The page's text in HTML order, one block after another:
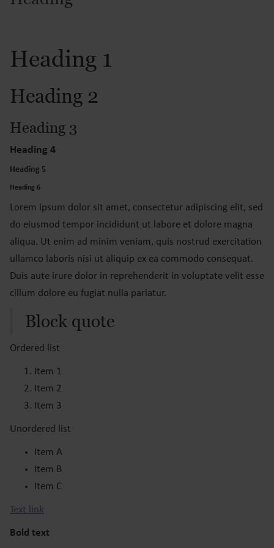
Heading 1
Heading 2
Heading 3
Heading 4
Heading 5
Heading 6
Lorem ipsum dolor sit amet, consectetur adipiscing elit, sed
do eiusmod tempor incididunt ut labore et dolore magna
aliqua. Ut enim ad minim veniam, quis nostrud exercitation
ullamco laboris nisi ut aliquip ex ea commodo consequat.
Duis aute irure dolor in reprehenderit in voluptate velit esse
cillum dolore eu fugiat nulla pariatur.
Block quote
Ordered list
Item 1
Item 2
Item 3
Unordered list
Item A
Item B
Item C
Text link
Bold text